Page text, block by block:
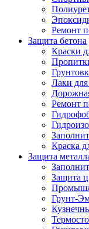
Ремонт
Защита бетона
Краски
Лаки
Ремонт
Краска
Защита
Защита
Грунт-